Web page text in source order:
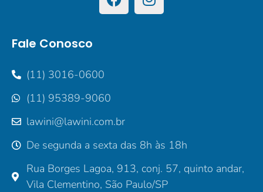
Fale Conosco
(11) 3016-0600
(11) 95389-9060
lawini@lawini.com.br
De segunda a sexta das 8h às 18h
Rua Borges Lagoa, 913, conj. 57, quinto andar,
Vila Clementino, São Paulo/SP